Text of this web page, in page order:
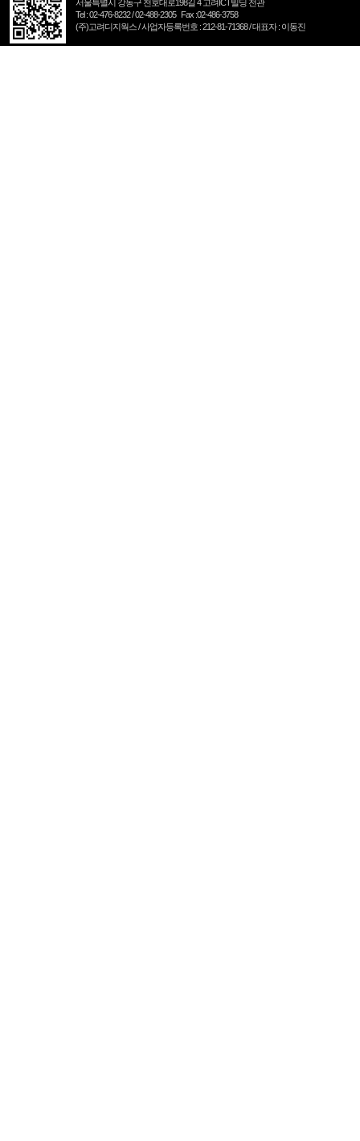
서울특별시 강동구 천호대로198길 4 고려ICT빌딩 전관
Tel : 02-476-8232 / 02-488-2305 Fax :02-486-3758
(주)고려디지웍스 / 사업자등록번호 : 212-81-71368 / 대표자 : 이동진